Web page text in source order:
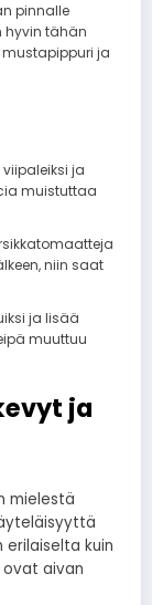
pinnalle
hyvin tähän
ja
ja
muistuttaa
niin saat
ja lisää
muuttuu
ja
mielestä
kuin
aivan